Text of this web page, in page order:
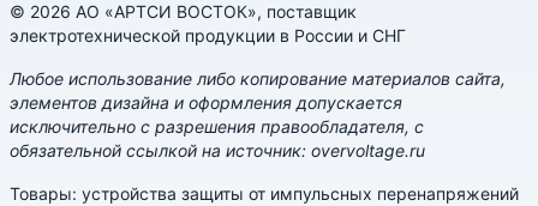
© 2026 АО «АРТСИ ВОСТОК», поставщик
электротехнической продукции в России и СНГ
Любое использование либо копирование материалов сайта,
элементов дизайна и оформления допускается
исключительно с разрешения правообладателя, с
обязательной ссылкой на источник: overvoltage.ru
Товары: устройства защиты от импульсных перенапряжений